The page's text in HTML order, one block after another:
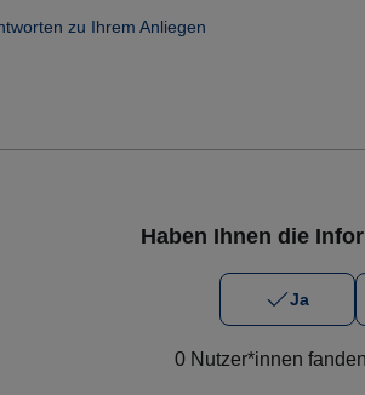
zu Ihrem Anliegen
Haben Ihnen die
Ja
0 Nutzer*innen